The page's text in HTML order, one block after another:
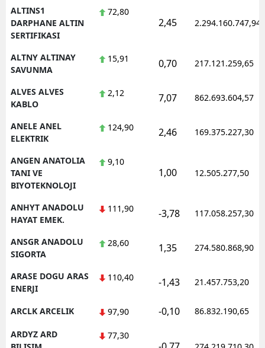
ALTINS1
DARPHANE ALTIN
SERTIFIKASI
72,80
2,45 2.294.160.747,94
ALTNY ALTINAY
SAVUNMA
15,91 0,70 217.121.259,65
ALVES ALVES
KABLO
2,12 7,07 862.693.604,57
ANELE ANEL
ELEKTRIK
124,90 2,46 169.375.227,30
ANGEN ANATOLIA
TANI VE
BIYOTEKNOLOJI
9,10
1,00 12.505.277,50
ANHYT ANADOLU
HAYAT EMEK.
111,90 -3,78 117.058.257,30
ANSGR ANADOLU
SIGORTA
28,60 1,35 274.580.868,90
ARASE DOGU ARAS
ENERJI
110,40 -1,43 21.457.753,20
ARCLK ARCELIK 97,90 -0,10 86.832.190,65
ARDYZ ARD
77,30